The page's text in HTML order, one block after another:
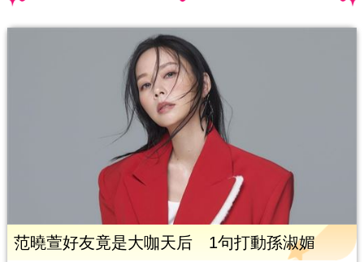
范曉萱好友竟是大咖天后 1句打動孫淑媚